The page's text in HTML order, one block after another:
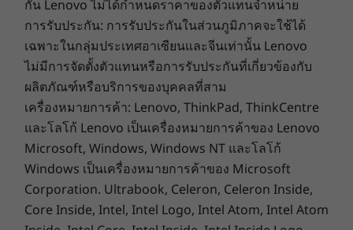
Lenovo Magic Bay accessories are sold separately.
Respects the planet
Supported Docking
ThinkPad Universal USB-C Dock
Thunderbolt™ 4 Dock
DESIGN
Display
16″ 3.2K (3164 x 1778), 16:10 aspect ratio, 100% DCI-P3,
430 nits, 165Hz, 93.4% STBR, DeltaE <1, X-Rite
Factory
Display Calibration, color gamut setting, TÜV
การรับประกันที่เกี่ยวข้องกับผลิตภัณฑ์หรือบริการของ
บุคคลที่สาม
การกำหนดราคา: ราคาของตัวแทนจำหน่ายอาจแตกต่าง
กัน Lenovo ไม่ได้กำหนดราคาของตัวแทนจำหน่าย
การรับประกัน: การรับประกันในส่วนภูมิภาคจะใช้ได้
เฉพาะในกลุ่มประเทศอาเซียนและจีนเท่านั้น Lenovo
ไม่มีการจัดตั้งตัวแทนหรือการรับประกันที่เกี่ยวข้องกับ
ผลิตภัณฑ์หรือบริการของบุคคลที่สาม
เครื่องหมายการค้า: Lenovo, ThinkPad, ThinkCentre
และโลโก้ Lenovo เป็นเครื่องหมายการค้าของ Lenovo
Microsoft, Windows, Windows NT และโลโก้